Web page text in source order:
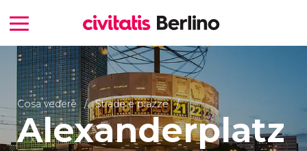
Cosa vedere Strade e piazze
Alexanderplatz